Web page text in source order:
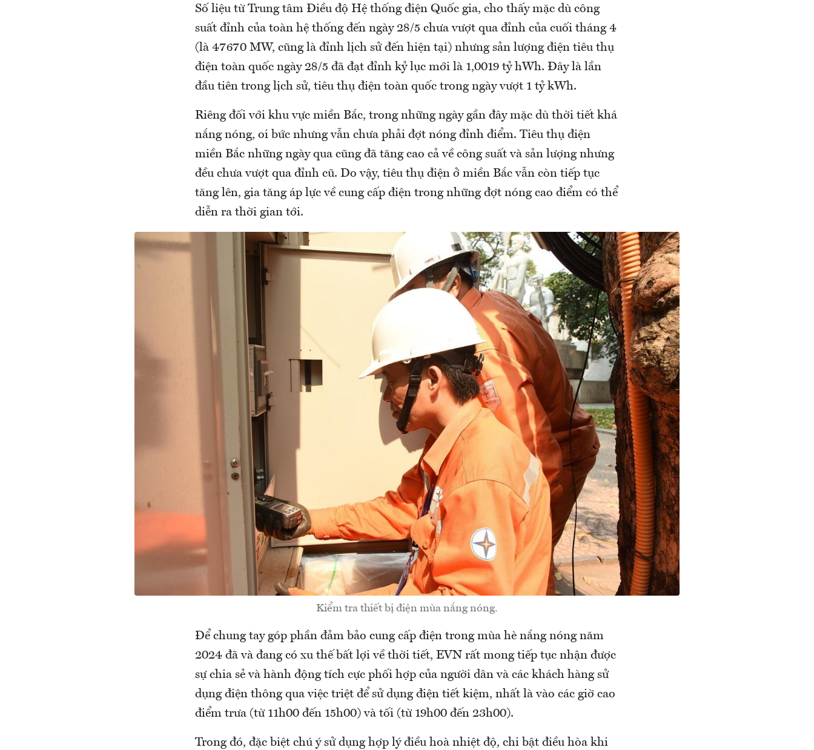
Số liệu từ Trung tâm Điều độ Hệ thống điện Quốc gia, cho thấy mặc dù công
suất đỉnh của toàn hệ thống đến ngày 28/5 chưa vượt qua đỉnh của cuối tháng 4
(là 47670 MW, cũng là đỉnh lịch sử đến hiện tại) nhưng sản lượng điện tiêu thụ
điện toàn quốc ngày 28/5 đã đạt đỉnh kỷ lục mới là 1,0019 tỷ hWh. Đây là lần
đầu tiên trong lịch sử, tiêu thụ điện toàn quốc trong ngày vượt 1 tỷ kWh.
Riêng đối với khu vực miền Bắc, trong những ngày gần đây mặc dù thời tiết khá
nắng nóng, oi bức nhưng vẫn chưa phải đợt nóng đỉnh điểm. Tiêu thụ điện
miền Bắc những ngày qua cũng đã tăng cao cả về công suất và sản lượng nhưng
đều chưa vượt qua đỉnh cũ. Do vậy, tiêu thụ điện ở miền Bắc vẫn còn tiếp tục
tăng lên, gia tăng áp lực về cung cấp điện trong những đợt nóng cao điểm có thể
diễn ra thời gian tới.
Kiểm tra thiết bị điện mùa nắng nóng.
Để chung tay góp phần đảm bảo cung cấp điện trong mùa hè nắng nóng năm
2024 đã và đang có xu thế bất lợi về thời tiết, EVN rất mong tiếp tục nhận được
sự chia sẻ và hành động tích cực phối hợp của người dân và các khách hàng sử
dụng điện thông qua việc triệt để sử dụng điện tiết kiệm, nhất là vào các giờ cao
điểm trưa (từ 11h00 đến 15h00) và tối (từ 19h00 đến 23h00).
Trong đó, đặc biệt chú ý sử dụng hợp lý điều hoà nhiệt độ, chi bật điều hòa khi